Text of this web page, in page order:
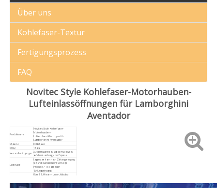
Über uns
Kohlefaser-Textur
Fertigungsprozess
FAQ
Novitec Style Kohlefaser-Motorhauben-
Lufteinlassöffnungen für Lamborghini
Aventador
Produktname
Novitec Style Kohlefaser-
Motorhauben-
Lufteinlassöffnungen für
Lamborghini Aventador
Material Kohlefaser
MOQ 1 Satz
Versandbedingungen
Auf dem Luftweg / auf dem Seeweg /
auf dem Landweg / per Express
Lieferung
Lagerware kann nach Zahlungseingang
versandt werden;Nicht vorrätige
Produkte 7-15 Tage nach
Zahlungseingang
Über TT, Western Union, Alibaba